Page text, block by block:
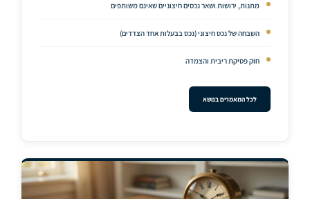
מתנות, ירושות ושאר נכסים חיצוניים שאינם משותפים
השבחה של נכס חיצוני (נכס בבעלות אחד הצדדים)
חוק פסיקת ריבית והצמדה
לכל המאמרים בנושא